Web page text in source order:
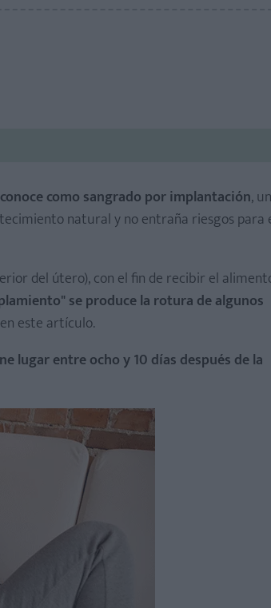
como sangrado por implantación,
natural y no entraña riesgos para
del útero), con el fin de recibir el
se produce la rotura de algunos
este artículo.
lugar entre ocho y 10 días después de la